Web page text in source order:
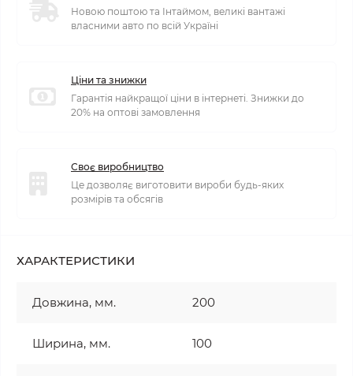
Новою поштою та Інтаймом, великі вантажі
власними авто по всій Україні
Ціни та знижки
Гарантія найкращої ціни в інтернеті. Знижки до
20% на оптові замовлення
Своє виробництво
Це дозволяє виготовити вироби будь-яких
розмірів та обсягів
ХАРАКТЕРИСТИКИ
Довжина, мм. 200
Ширина, мм. 100